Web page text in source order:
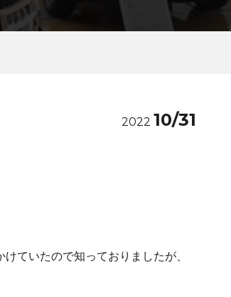
ヶ月前 無料診断
2022 10/31
ていたので知っておりましたが、